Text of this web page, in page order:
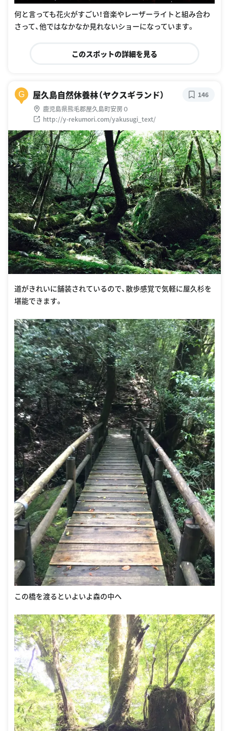
何と言っても花火がすごい！音楽やレーザーライトと組み合わ
さって、他ではなかなか見れないショーになっています。
このスポットの詳細を見る
G 屋久島自然休養林（ヤクスギランド）
鹿児島県熊毛郡屋久島町安房０
http://y-rekumori.com/yakusugi_text/
146
道がきれいに舗装されているので、散歩感覚で気軽に屋久杉を
堪能できます。
この橋を渡るといよいよ森の中へ